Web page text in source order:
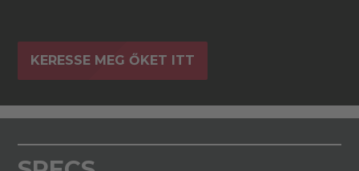
KERESSE MEG ŐKET ITT